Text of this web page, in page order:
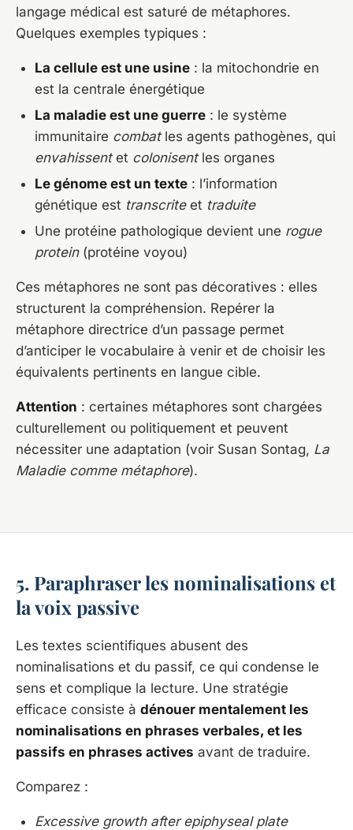
langage médical est saturé de métaphores.
Quelques exemples typiques :
La cellule est une usine : la mitochondrie en
est la centrale énergétique
La maladie est une guerre : le système
immunitaire combatles agents pathogènes, qui
envahissentet colonisentles organes
Le génome est un texte : l’information
génétique est transcriteet traduite
Une protéine pathologique devient une rogue
protein(protéine voyou)
Ces métaphores ne sont pas décoratives : elles
structurent la compréhension. Repérer la
métaphore directrice d’un passage permet
d’anticiper le vocabulaire à venir et de choisir les
équivalents pertinents en langue cible.
Attention : certaines métaphores sont chargées
culturellement ou politiquement et peuvent
nécessiter une adaptation (voir Susan Sontag, La
Maladie comme métaphore).
5. Paraphraser les nominalisations et
la voix passive
Les textes scientifiques abusent des
nominalisations et du passif, ce qui condense le
sens et complique la lecture. Une stratégie
efficace consiste à dénouer mentalement les
nominalisations en phrases verbales, et les
passifs en phrases actives avant de traduire.
Comparez :
Excessive growth after epiphyseal plate